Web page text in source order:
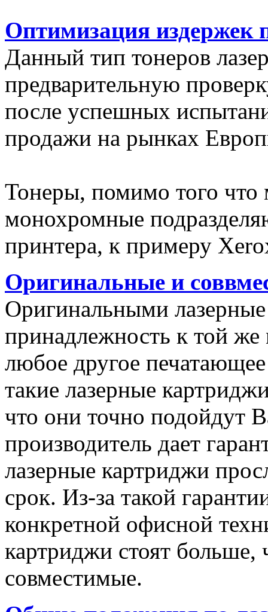
Оптимизация издержек
Данный тип тонеров
предварительную
после успешных
продажи на рынках
Тонеры, помимо того что
монохромные
принтера, к примеру
Оригинальные и
Оригинальными
принадлежность к той
любое другое
такие лазерные
что они точно подойдут
производитель дает
лазерные картриджи
срок. Из-за такой
конкретной офисной
картриджи стоят больше,
совместимые.